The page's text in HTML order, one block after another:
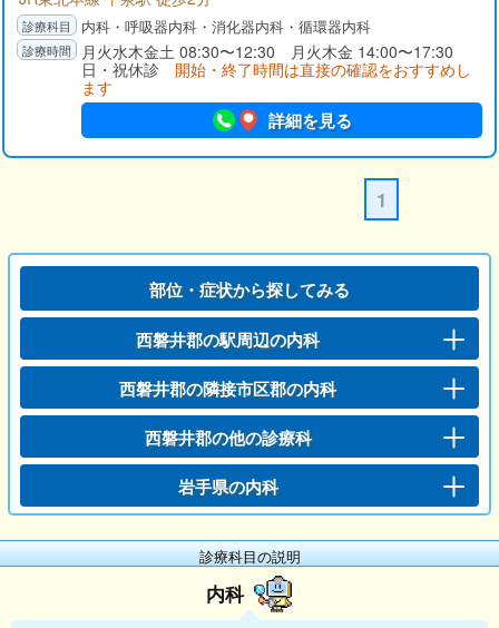
内科・呼吸器内科・消化器内科・循環器内科
月火水木金土 08:30〜12:30 月火木金 14:00〜17:30
日・祝休診 開始・終了時間は直接の確認をおすすめし
ます
詳細を見る
1
部位・症状から探してみる
西磐井郡の駅周辺の内科
西磐井郡の隣接市区郡の内科
西磐井郡の他の診療科
岩手県の内科
診療科目の説明
内科